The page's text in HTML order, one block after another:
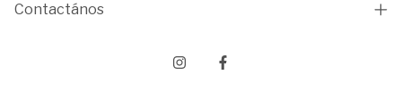
Contactános